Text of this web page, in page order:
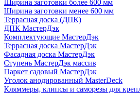
Ширина заготовки более 600 мм
Ширина заготовки менее 600 мм
Террасная доска (ДПК)
ДПК МастерДэк
Комплектующие МастерДэк
Террасная доска МастерДэк
Фасадная доска МастерДэк
Ступень МастерДэк массив
Паркет садовый МастерДэк
Уголок анодированный MasterDeck
Кляммеры, клипсы и саморезы для